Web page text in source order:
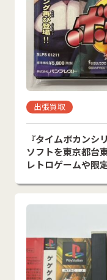
出張買取
『タイムボカンシ
ソフトを東京都台
レトロゲームや限